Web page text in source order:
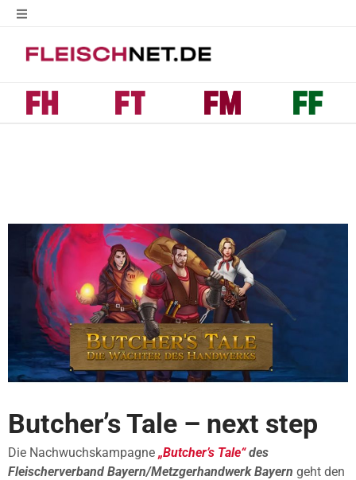
Butcher’s Tale – next step
Die Nachwuchskampagne „Butcher’s Tale“des
Fleischerverband Bayern/Metzgerhandwerk Bayern geht den